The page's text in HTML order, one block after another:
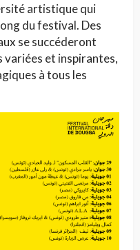
artistique qui
du festival. Des
se succéderont
et inspirantes,
à tous les